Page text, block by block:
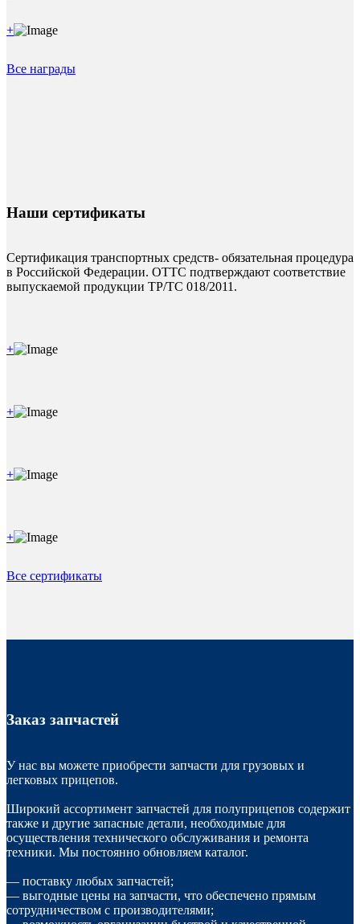
+
Все награды
Наши сертификаты
Сертификация транспортных средств- обязательная процедура
в Российской Федерации. ОТТС подтверждают соответствие
выпускаемой продукции ТР/ТС 018/2011.
+
+
+
+
Все сертификаты
Заказ запчастей
У нас вы можете приобрести запчасти для грузовых и
легковых прицепов.
Широкий ассортимент запчастей для полуприцепов содержит
также и другие запасные детали, необходимые для
осуществления технического обслуживания и ремонта
техники. Мы постоянно обновляем каталог.
— поставку любых запчастей;
— выгодные цены на запчасти, что обеспечено прямым
сотрудничеством с производителями;